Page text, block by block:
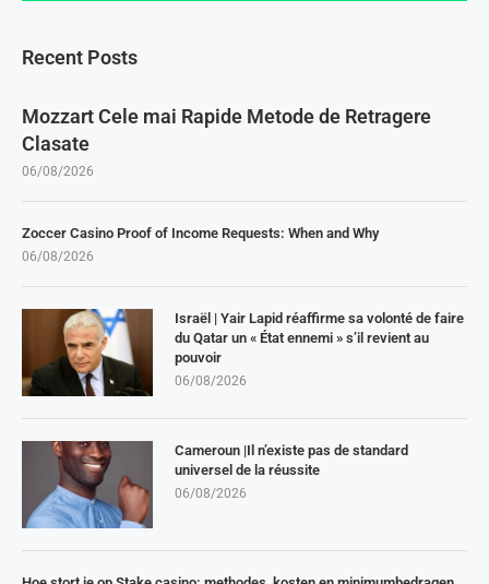
Recent Posts
Mozzart Cele mai Rapide Metode de Retragere
Clasate
06/08/2026
Zoccer Casino Proof of Income Requests: When and Why
06/08/2026
Israël | Yair Lapid réaffirme sa volonté de faire
du Qatar un « État ennemi » s’il revient au
pouvoir
06/08/2026
Cameroun |Il n’existe pas de standard
universel de la réussite
06/08/2026